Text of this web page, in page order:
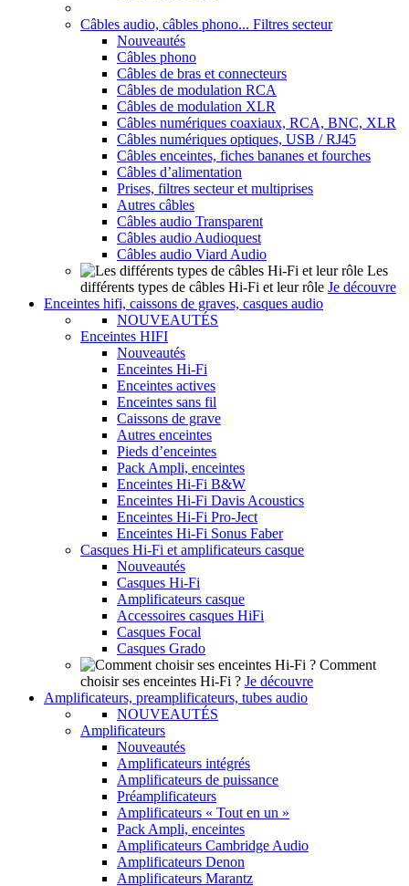
Câbles audio, câbles phono... Filtres secteur
Nouveautés
Câbles phono
Câbles de bras et connecteurs
Câbles de modulation RCA
Câbles de modulation XLR
Câbles numériques coaxiaux, RCA, BNC, XLR
Câbles numériques optiques, USB / RJ45
Câbles enceintes, fiches bananes et fourches
Câbles d’alimentation
Prises, filtres secteur et multiprises
Autres câbles
Câbles audio Transparent
Câbles audio Audioquest
Câbles audio Viard Audio
Les
différents types de câbles Hi-Fi et leur rôle Je découvre
Enceintes hifi, caissons de graves, casques audio
NOUVEAUTÉS
Enceintes HIFI
Nouveautés
Enceintes Hi-Fi
Enceintes actives
Enceintes sans fil
Caissons de grave
Autres enceintes
Pieds d’enceintes
Pack Ampli, enceintes
Enceintes Hi-Fi B&W
Enceintes Hi-Fi Davis Acoustics
Enceintes Hi-Fi Pro-Ject
Enceintes Hi-Fi Sonus Faber
Casques Hi-Fi et amplificateurs casque
Nouveautés
Casques Hi-Fi
Amplificateurs casque
Accessoires casques HiFi
Casques Focal
Casques Grado
Comment
choisir ses enceintes Hi-Fi ? Je découvre
Amplificateurs, preamplificateurs, tubes audio
NOUVEAUTÉS
Amplificateurs
Nouveautés
Amplificateurs intégrés
Amplificateurs de puissance
Préamplificateurs
Amplificateurs « Tout en un »
Pack Ampli, enceintes
Amplificateurs Cambridge Audio
Amplificateurs Denon
Amplificateurs Marantz